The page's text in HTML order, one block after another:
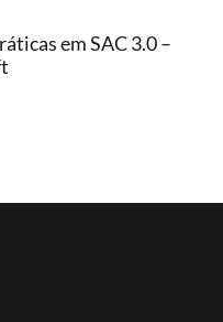
em SAC 3.0 –